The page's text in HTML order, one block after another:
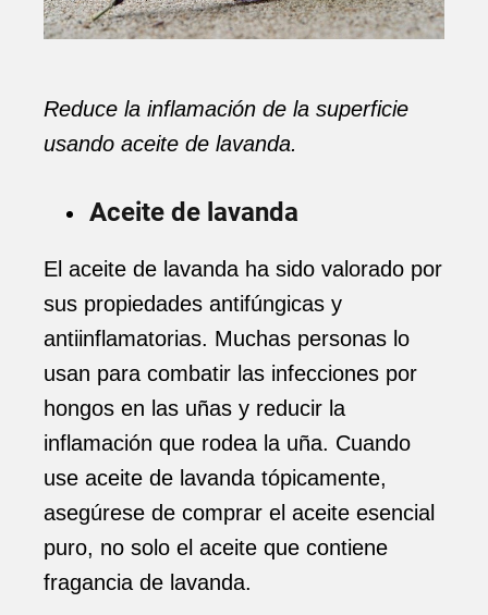
Reduce la inflamación de la superficie
usando aceite de lavanda.
Aceite de lavanda
El aceite de lavanda ha sido valorado por
sus propiedades antifúngicas y
antiinflamatorias. Muchas personas lo
usan para combatir las infecciones por
hongos en las uñas y reducir la
inflamación que rodea la uña. Cuando
use aceite de lavanda tópicamente,
asegúrese de comprar el aceite esencial
puro, no solo el aceite que contiene
fragancia de lavanda.